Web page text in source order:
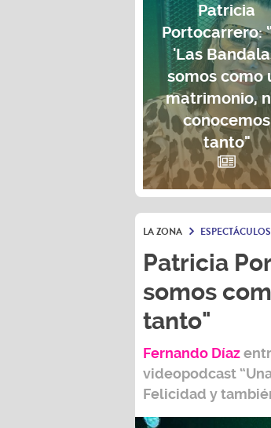
Patricia
Portocarrero:
'Las
somos como
matrimonio,
conocemos
tanto"
LA ZONA ESPECTÁCULOS
Patricia
somos
tanto"
Fernando Díaz
videopodcast
Felicidad y